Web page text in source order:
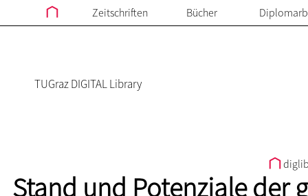
Zeitschriften Bücher
TUGraz DIGITAL Library
Stand und Potenziale der